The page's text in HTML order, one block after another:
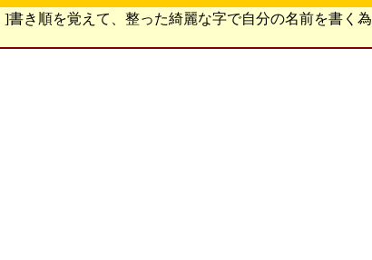
]書き順を覚えて、整った綺麗な字で自分の名前を書く